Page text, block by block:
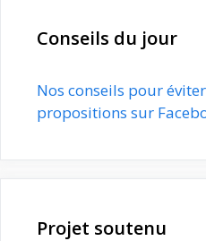
Conseils du jour
Nos conseils pour
propositions sur
Projet soutenu